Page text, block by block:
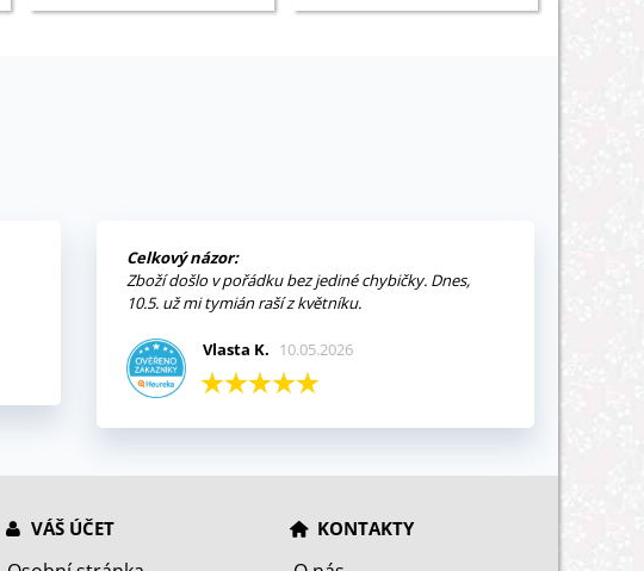
Celkový názor:
Zboží došlo v pořádku bez jediné chybičky. Dnes,
10.5. už mi tymián raší z květníku.
Vlasta K. 10.05.2026
VÁŠ ÚČET KONTAKTY